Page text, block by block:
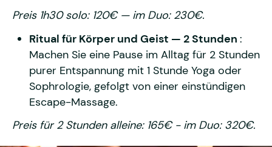
Preis 1h30 solo: 120€ — im Duo: 230€.
Ritual für Körper und Geist — 2 Stunden :
Machen Sie eine Pause im Alltag für 2 Stunden
purer Entspannung mit 1 Stunde Yoga oder
Sophrologie, gefolgt von einer einstündigen
Escape-Massage.
Preis für 2 Stunden alleine: 165€ - im Duo: 320€.